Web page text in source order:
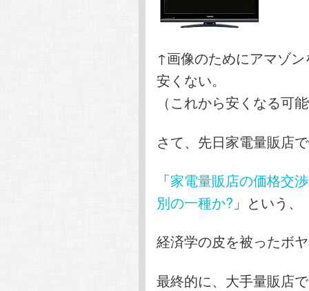
↑画像のためにアマゾ
安くない。
（これから安くなる可
さて、先日家電量販店
「家電量販店の価格交
別の一種か? 」という、
経済学の皮を被ったボ
最終的に、大手量販店